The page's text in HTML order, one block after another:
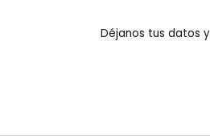
Déjanos tus datos